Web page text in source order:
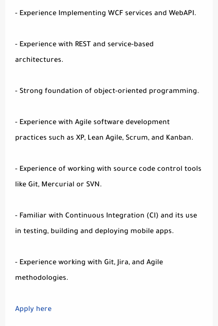
- Experience Implementing WCF services and WebAPI.
- Experience with REST and service-based
architectures.
- Strong foundation of object-oriented programming.
- Experience with Agile software development
practices such as XP, Lean Agile, Scrum, and Kanban.
- Experience of working with source code control tools
like Git, Mercurial or SVN.
- Familiar with Continuous Integration (CI) and its use
in testing, building and deploying mobile apps.
- Experience working with Git, Jira, and Agile
methodologies.
Apply here